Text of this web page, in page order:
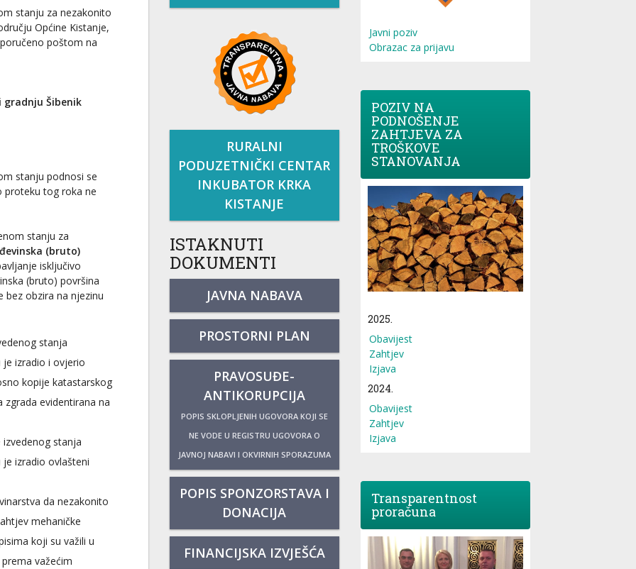
stanju za nezakonito
Općine Kistanje,
poštom na
gradnju Šibenik
stanju podnosi se
proteku tog roka ne
stanju za
(bruto)
isključivo
(bruto) površina
bez obzira na njezinu
stanja
izradio i ovjerio
kopije katastarskog
evidentirana na
stanja
izradio ovlašteni
da nezakonito
mehaničke
koji su važili u
važećim
RURALNI
PODUZETNIČKI CENTAR
INKUBATOR KRKA
KISTANJE
ISTAKNUTI
DOKUMENTI
JAVNA NABAVA
PROSTORNI PLAN
PRAVOSUĐE-
ANTIKORUPCIJA
POPIS SKLOPLJENIH UGOVORA KOJI SE
NE VODE U REGISTRU UGOVORA O
JAVNOJ NABAVI I OKVIRNIH SPORAZUMA
POPIS SPONZORSTAVA I
DONACIJA
FINANCIJSKA IZVJEŠĆA
Javni poziv
Obrazac za prijavu
POZIV NA
PODNOŠENJE
ZAHTJEVA ZA
TROŠKOVE
STANOVANJA
2025.
Obavijest
Zahtjev
Izjava
2024.
Obavijest
Zahtjev
Izjava
Transparentnost
proračuna